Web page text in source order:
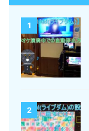
1
2